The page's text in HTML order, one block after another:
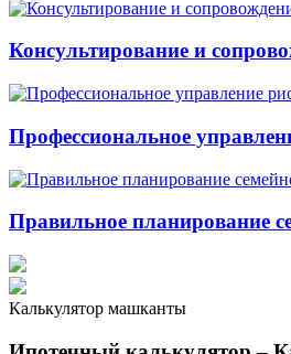
Консультирование и
Профессиональное
Правильное планирование
Калькулятор машканты